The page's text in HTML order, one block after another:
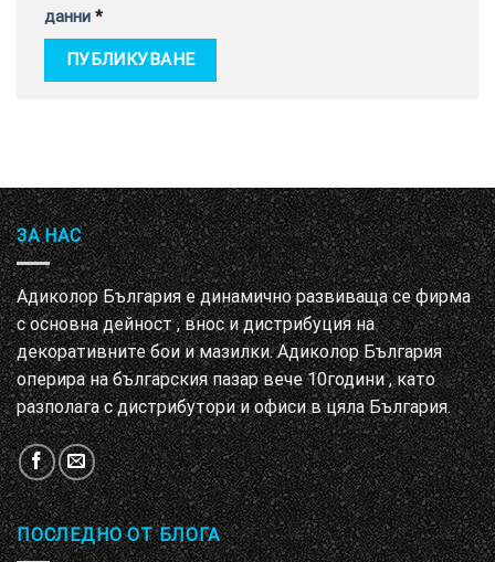
данни *
ЗА НАС
Адиколор България е динамично развиваща се фирма
с основна дейност , внос и дистрибуция на
декоративните бои и мазилки. Адиколор България
оперира на българския пазар вече 10години , като
разполага с дистрибутори и офиси в цяла България.
ПОСЛЕДНО ОТ БЛОГА